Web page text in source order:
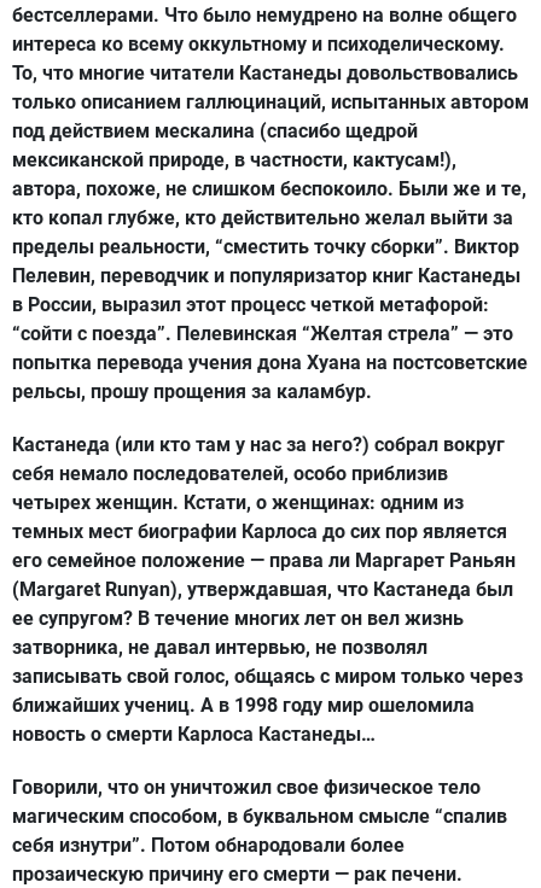
бестселлерами. Что было немудрено на волне общего
интереса ко всему оккультному и психоделическому.
То, что многие читатели Кастанеды довольствовались
только описанием галлюцинаций, испытанных автором
под действием мескалина (спасибо щедрой
мексиканской природе, в частности, кактусам!),
автора, похоже, не слишком беспокоило. Были же и те,
кто копал глубже, кто действительно желал выйти за
пределы реальности, “сместить точку сборки”. Виктор
Пелевин, переводчик и популяризатор книг Кастанеды
в России, выразил этот процесс четкой метафорой:
“сойти с поезда”. Пелевинская “Желтая стрела” — это
попытка перевода учения дона Хуана на постсоветские
рельсы, прошу прощения за каламбур.
Кастанеда (или кто там у нас за него?) собрал вокруг
себя немало последователей, особо приблизив
четырех женщин. Кстати, о женщинах: одним из
темных мест биографии Карлоса до сих пор является
его семейное положение — права ли Маргарет Раньян
(Margaret Runyan), утверждавшая, что Кастанеда был
ее супругом? В течение многих лет он вел жизнь
затворника, не давал интервью, не позволял
записывать свой голос, общаясь с миром только через
ближайших учениц. А в 1998 году мир ошеломила
новость о смерти Карлоса Кастанеды…
Говорили, что он уничтожил свое физическое тело
магическим способом, в буквальном смысле “спалив
себя изнутри”. Потом обнародовали более
прозаическую причину его смерти — рак печени.